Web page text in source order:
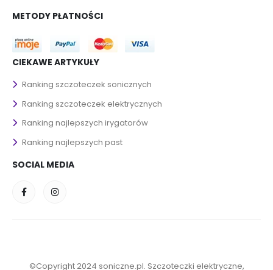
METODY PŁATNOŚCI
CIEKAWE ARTYKUŁY
Ranking szczoteczek sonicznych
Ranking szczoteczek elektrycznych
Ranking najlepszych irygatorów
Ranking najlepszych past
SOCIAL MEDIA
©Copyright 2024 soniczne.pl. Szczoteczki elektryczne,